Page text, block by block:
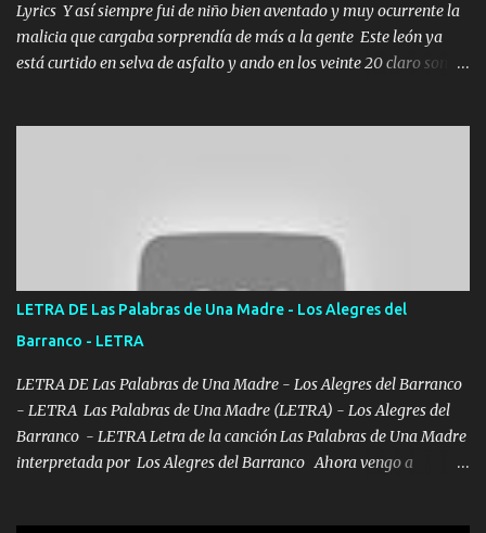
Lyrics Y así siempre fui de niño bien aventado y muy ocurrente la
malicia que cargaba sorprendía de más a la gente Este león ya
está curtido en selva de asfalto y ando en los veinte 20 claro son
Ya pasé varias hazañas ya tienen rato que me agarran el colmillo
de este León los estatales no sé esperaron Al tiro esta la PrimiZa
también la nueve que cargo al lado doy la mano al que su amigo y
al traicionero damos pa abajo Y No me paran aquí hay pa más
pues hay charola les voy a dar hasta topar pues no hay de otra...
LETRA DE Las Palabras de Una Madre - Los Alegres del
Barranco - LETRA
LETRA DE Las Palabras de Una Madre - Los Alegres del Barranco
- LETRA Las Palabras de Una Madre (LETRA) - Los Alegres del
Barranco - LETRA Letra de la canción Las Palabras de Una Madre
interpretada por Los Alegres del Barranco Ahora vengo a